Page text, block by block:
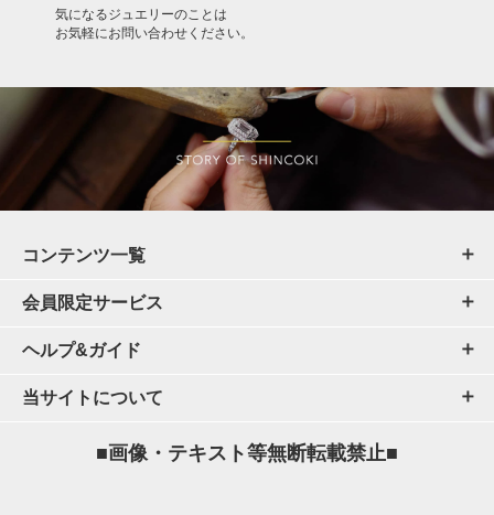
気になるジュエリーのことは
お気軽にお問い合わせください。
コンテンツ一覧
会員限定サービス
ヘルプ&ガイド
当サイトについて
■画像・テキスト等無断転載禁止■